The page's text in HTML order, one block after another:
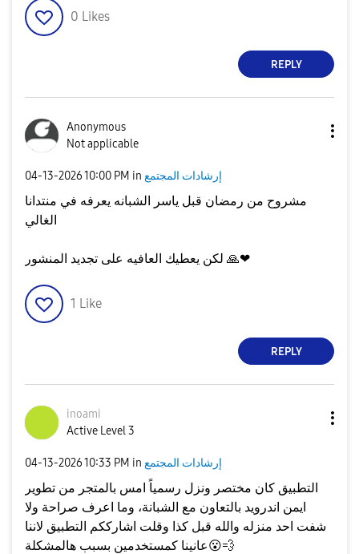
0 Likes
REPLY
Anonymous
Not applicable
‎04-13-202610:00 PM in إرشادات المجتمع
مشروح من رمضان قبل ياسر الشبانه يعرفه في منتدانا
الغالي
🙏❤
1 Like
REPLY
inoami
Active Level 3
‎04-13-202610:33 PM in إرشادات المجتمع
التطبيق كان مختصر ونزل رسمياً امس بالمتجر من تطوير
ايمن اندرويد بالتعاون مع الشبانة، وما اعرف صراحة ولا
شفت احد منزله والله قبل كذا وقلت اشارككم التطبيق لاننا
عانينا كمستخدمين بسبب هالمشكلة😮💨